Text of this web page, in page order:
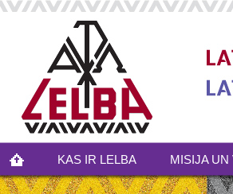
KAS IR LELBA MISIJA UN